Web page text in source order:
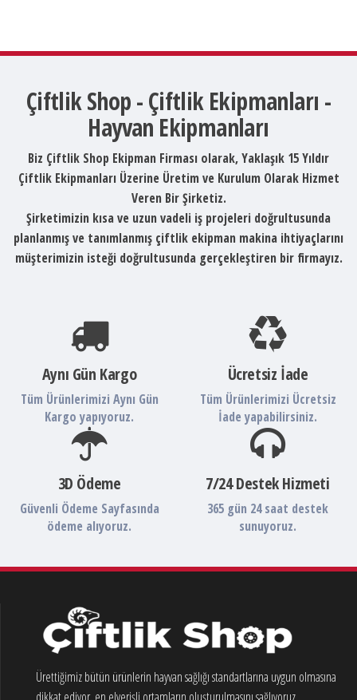
Çiftlik Shop - Çiftlik Ekipmanları -
Hayvan Ekipmanları
Biz Çiftlik Shop Ekipman Firması olarak, Yaklaşık 15 Yıldır
Çiftlik Ekipmanları Üzerine Üretim ve Kurulum Olarak Hizmet
Veren Bir Şirketiz.
Şirketimizin kısa ve uzun vadeli iş projeleri doğrultusunda
planlanmış ve tanımlanmış çiftlik ekipman makina ihtiyaçlarını
müşterimizin isteği doğrultusunda gerçekleştiren bir firmayız.
Aynı Gün Kargo
Tüm Ürünlerimizi Aynı Gün
Kargo yapıyoruz.
Ücretsiz İade
Tüm Ürünlerimizi Ücretsiz
İade yapabilirsiniz.
3D Ödeme
Güvenli Ödeme Sayfasında
ödeme alıyoruz.
7/24 Destek Hizmeti
365 gün 24 saat destek
sunuyoruz.
Ürettiğimiz bütün ürünlerin hayvan sağlığı standartlarına uygun olmasına